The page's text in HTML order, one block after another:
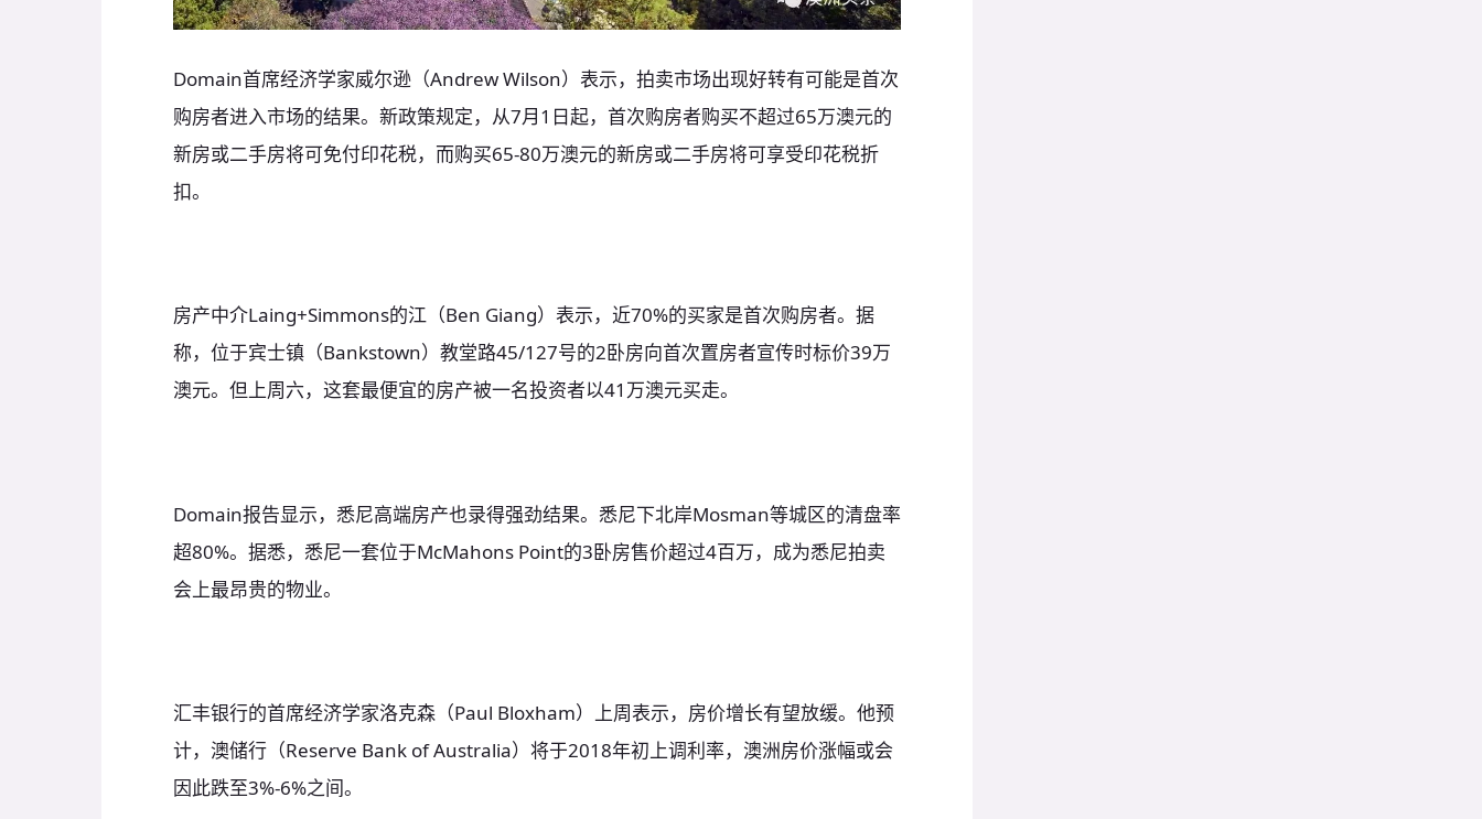
Domain首席经济学家威尔逊（Andrew Wilson）表示，拍卖市场出现好转有可能是首次
购房者进入市场的结果。新政策规定，从7月1日起，首次购房者购买不超过65万澳元的
新房或二手房将可免付印花税，而购买65-80万澳元的新房或二手房将可享受印花税折
扣。
房产中介Laing+Simmons的江（Ben Giang）表示，近70%的买家是首次购房者。据
称，位于宾士镇（Bankstown）教堂路45/127号的2卧房向首次置房者宣传时标价39万
澳元。但上周六，这套最便宜的房产被一名投资者以41万澳元买走。
Domain报告显示，悉尼高端房产也录得强劲结果。悉尼下北岸Mosman等城区的清盘率
超80%。据悉，悉尼一套位于McMahons Point的3卧房售价超过4百万，成为悉尼拍卖
会上最昂贵的物业。
汇丰银行的首席经济学家洛克森（Paul Bloxham）上周表示，房价增长有望放缓。他预
计，澳储行（Reserve Bank of Australia）将于2018年初上调利率，澳洲房价涨幅或会
因此跌至3%-6%之间。